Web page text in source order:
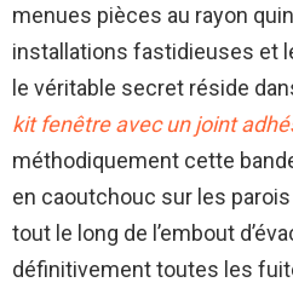
menues pièces au rayon
installations fastidieuses et
le véritable secret réside
kit fenêtre avec un joint
méthodiquement cette
en caoutchouc sur les
tout le long de l’embout
définitivement toutes les